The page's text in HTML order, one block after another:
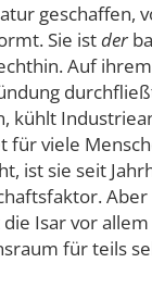
geschaffen,
Sie istder
Auf
kühlt
für viele
ist sie seit
Aber
Isar vor
für teils